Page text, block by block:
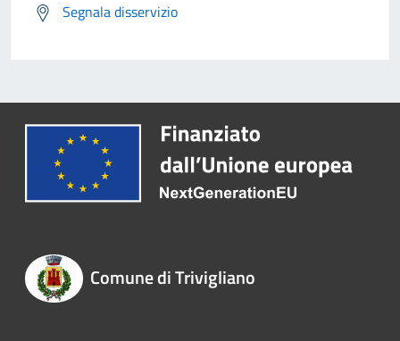
Segnala disservizio
Comune di Trivigliano